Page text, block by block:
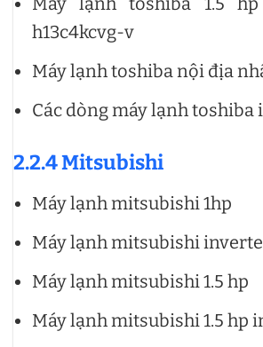
h13c4kcvg-v
Máy lạnh toshiba nội địa
Các dòng máy lạnh
2.2.4 Mitsubishi
Máy lạnh mitsubishi 1hp
Máy lạnh mitsubishi
Máy lạnh mitsubishi 1.5 hp
Máy lạnh mitsubishi 1.5 hp